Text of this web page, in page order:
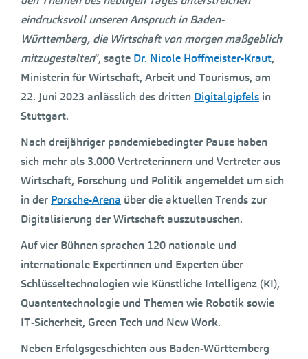
eindrucksvoll unseren Anspruch in Baden-
Württemberg, die Wirtschaft von morgen maßgeblich
mitzugestalten“, sagte Dr. Nicole Hoffmeister-Kraut,
Ministerin für Wirtschaft, Arbeit und Tourismus, am
22. Juni 2023 anlässlich des dritten Digitalgipfels in
Stuttgart.
Nach dreijähriger pandemiebedingter Pause haben
sich mehr als 3.000 Vertreterinnern und Vertreter aus
Wirtschaft, Forschung und Politik angemeldet um sich
in der Porsche-Arena über die aktuellen Trends zur
Digitalisierung der Wirtschaft auszutauschen.
Auf vier Bühnen sprachen 120 nationale und
internationale Expertinnen und Experten über
Schlüsseltechnologien wie Künstliche Intelligenz (KI),
Quantentechnologie und Themen wie Robotik sowie
IT-Sicherheit, Green Tech und New Work.
Neben Erfolgsgeschichten aus Baden-Württemberg